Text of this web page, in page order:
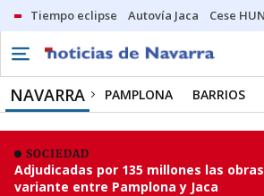
Tiempo eclipse Autovía Jaca Cese HUN
NAVARRA PAMPLONA BARRIOS
SOCIEDAD
Adjudicadas por 135 millones las
variante entre Pamplona y Jaca